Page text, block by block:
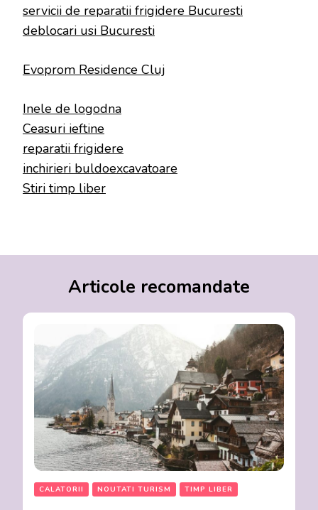
servicii de reparatii frigidere Bucuresti
deblocari usi Bucuresti
Evoprom Residence Cluj
Inele de logodna
Ceasuri ieftine
reparatii frigidere
inchirieri buldoexcavatoare
Stiri timp liber
Articole recomandate
CALATORII NOUTATI TURISM TIMP LIBER